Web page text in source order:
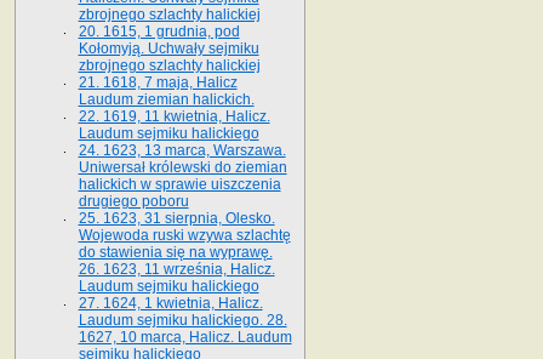
zbrojnego szlachty halickiej
20. 1615, 1 grudnia, pod
Kołomyją. Uchwały sejmiku
zbrojnego szlachty halickiej
21. 1618, 7 maja, Halicz
Laudum ziemian halickich.
22. 1619, 11 kwietnia, Halicz.
Laudum sejmiku halickiego
24. 1623, 13 marca, Warszawa.
Uniwersał królewski do ziemian
halickich w sprawie uiszczenia
drugiego poboru
25. 1623, 31 sierpnia, Olesko.
Wojewoda ruski wzywa szlachtę
do stawienia się na wyprawę.
26. 1623, 11 września, Halicz.
Laudum sejmiku halickiego
27. 1624, 1 kwietnia, Halicz.
Laudum sejmiku halickiego. 28.
1627, 10 marca, Halicz. Laudum
sejmiku halickiego